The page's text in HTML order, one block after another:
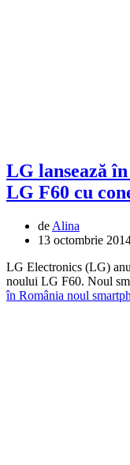
LG lansează
LG F60 cu
de Alina
13 octombrie
LG Electronics (LG)
noului LG F60. Noul
în România noul